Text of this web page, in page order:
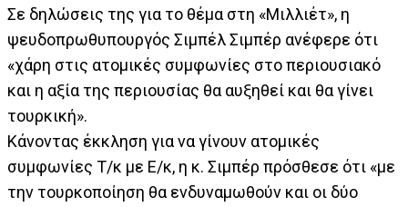
Σε δηλώσεις της για το θέμα στη «Μιλλιέτ», η
ψευδοπρωθυπουργός Σιμπέλ Σιμπέρ ανέφερε ότι
«χάρη στις ατομικές συμφωνίες στο περιουσιακό
και η αξία της περιουσίας θα αυξηθεί και θα γίνει
τουρκική».
Κάνοντας έκκληση για να γίνουν ατομικές
συμφωνίες Τ/κ με Ε/κ, η κ. Σιμπέρ πρόσθεσε ότι «με
την τουρκοποίηση θα ενδυναμωθούν και οι δύο